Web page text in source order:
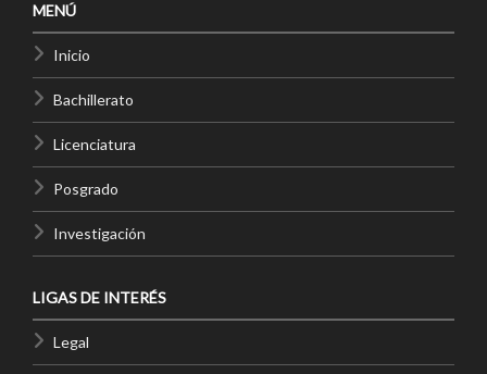
MENÚ
Inicio
Bachillerato
Licenciatura
Posgrado
Investigación
LIGAS DE INTERÉS
Legal